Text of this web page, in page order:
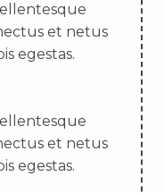
et netus
egestas.
et netus
egestas.